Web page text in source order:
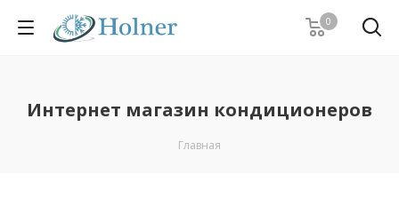
0
Интернет магазин кондиционеров
Главная